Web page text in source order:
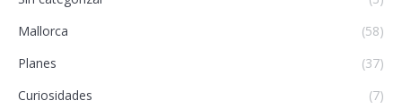
Mallorca
(58)
Planes
(37)
Curiosidades
(7)